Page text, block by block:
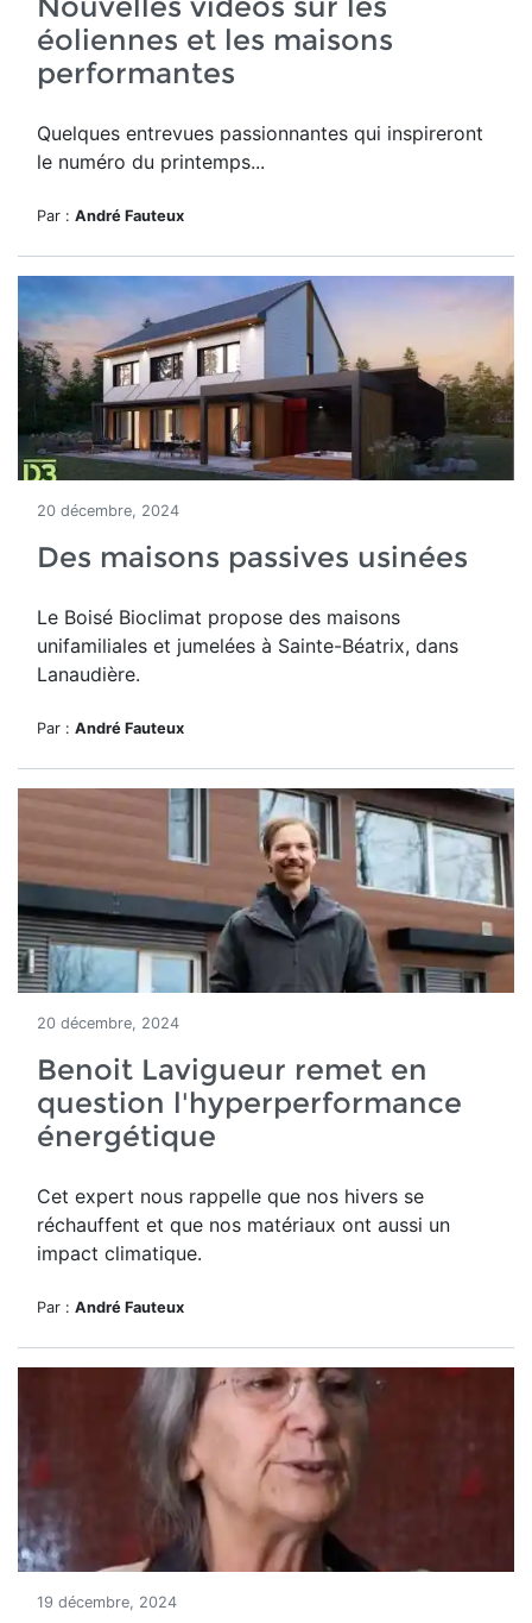
éoliennes et les maisons
performantes
Quelques entrevues passionnantes qui inspireront
le numéro du printemps...
Par : André Fauteux
20 décembre, 2024
Des maisons passives usinées
Le Boisé Bioclimat propose des maisons
unifamiliales et jumelées à Sainte-Béatrix, dans
Lanaudière.
Par : André Fauteux
20 décembre, 2024
Benoit Lavigueur remet en
question l'hyperperformance
énergétique
Cet expert nous rappelle que nos hivers se
réchauffent et que nos matériaux ont aussi un
impact climatique.
Par : André Fauteux
19 décembre, 2024